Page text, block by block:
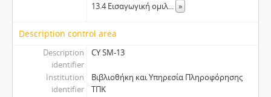
13.4 Εισαγωγική ομιλ... »
Description control area
Description
identifier
CY SM-13
Institution
identifier
Βιβλιοθήκη και Υπηρεσία Πληροφόρησης
ΤΠΚ